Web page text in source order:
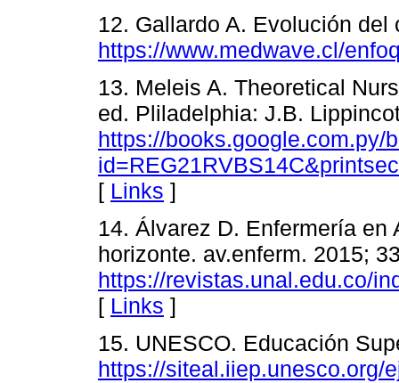
12. Gallardo A. Evolución
https://www.medwave.cl/
13. Meleis A. Theoretical
ed. Pliladelphia: J.B.
https://books.google.com.py/
[ Links ]
14. Álvarez D. Enfermería
horizonte. av.enferm. 2015;
https://revistas.unal.edu.co/
[ Links ]
15. UNESCO. Educación
https://siteal.iiep.unesco.org/